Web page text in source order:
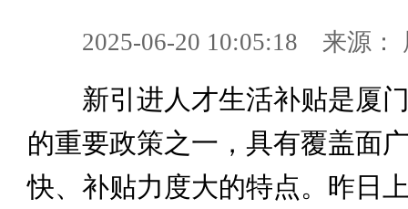
2025-06-20 10:05:18 来源：
新引进人才生活补贴是厦门
的重要政策之一，具有覆盖面
快、补贴力度大的特点。昨日